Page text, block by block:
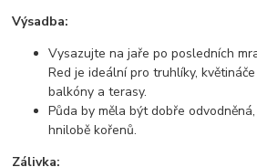
Výsadba:
Vysazujte na jaře po posledních
Red je ideální pro truhlíky,
balkóny a terasy.
Půda by měla být dobře
hnilobě kořenů.
Zálivka: